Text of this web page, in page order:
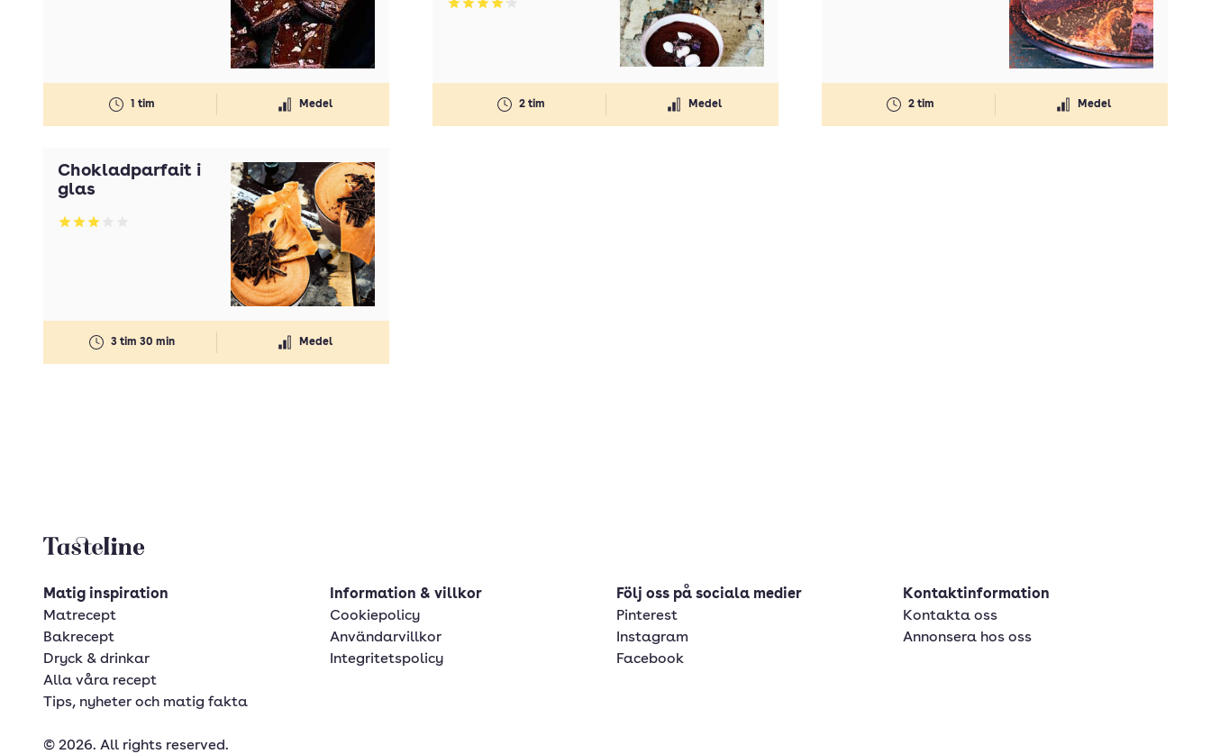
1 tim Medel
Betyg: 4.1 av 5
2 tim Medel 2 tim Medel
Chokladparfait i
glas
Betyg: 3 av 5
3 tim 30 min Medel
Tasteline startsida
Matig inspiration
Matrecept
Bakrecept
Dryck & drinkar
Alla våra recept
Tips, nyheter och matig fakta
Information & villkor
Cookiepolicy
Användarvillkor
Integritetspolicy
Följ oss på sociala medier
Pinterest
Instagram
Facebook
Kontaktinformation
Kontakta oss
Annonsera hos oss
© 2026. All rights reserved.